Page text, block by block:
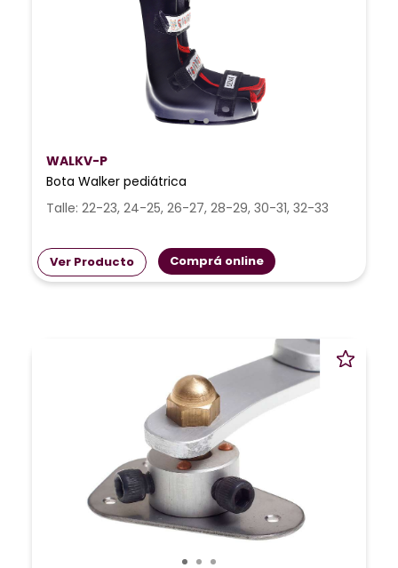
WALKV-P
Bota Walker pediátrica
Talle: 22-23, 24-25, 26-27, 28-29, 30-31, 32-33
Ver Producto Comprá online